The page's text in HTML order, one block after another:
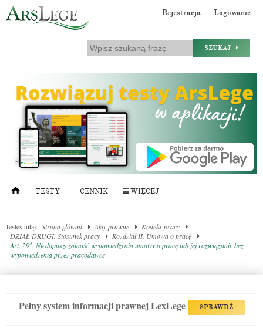
Rejestracja Logowanie
SZUKAJ
TESTY CENNIK WIĘCEJ
Jesteś tutaj: Strona główna Akty prawne
Kodeks pracy
DZIAŁ DRUGI. Stosunek pracy
Rozdział II. Umowa o pracę
Art. 294. Niedopuszczalność wypowiedzenia umowy o pracę lub jej rozwiązanie bez
wypowiedzenia przez pracodawcę
Pełny system informacji prawnej LexLege SPRAWDŹ